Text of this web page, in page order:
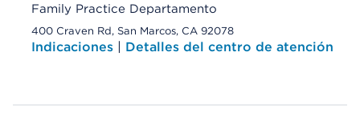
Family Practice Departamento
400 Craven Rd, San Marcos, CA 92078
Indicaciones | Detalles del centro de atención